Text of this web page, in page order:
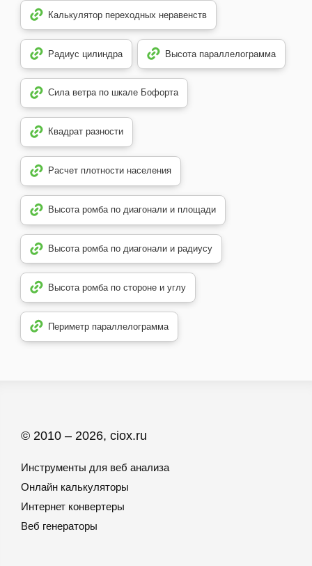
Калькулятор переходных неравенств
Радиус цилиндра Высота параллелограмма
Сила ветра по шкале Бофорта
Квадрат разности
Расчет плотности населения
Высота ромба по диагонали и площади
Высота ромба по диагонали и радиусу
Высота ромба по стороне и углу
Периметр параллелограмма
© 2010 – 2026, ciox.ru
Инструменты для веб анализа
Онлайн калькуляторы
Интернет конвертеры
Веб генераторы